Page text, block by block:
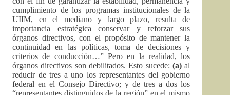
cumplimiento de los programas institucionales de la
UIIM, en el mediano y largo plazo, resulta de
importancia estratégica conservar y reforzar sus
órganos directivos, con el propósito de mantener la
continuidad en las políticas, toma de decisiones y
criterios de conducción…” Pero en la realidad, los
órganos directivos son debilitados. Esto sucede: (a)al
reducir de tres a uno los representantes del gobierno
federal en el Consejo Directivo; y de tres a dos los
“representantes distinguidos de la región” en el mismo